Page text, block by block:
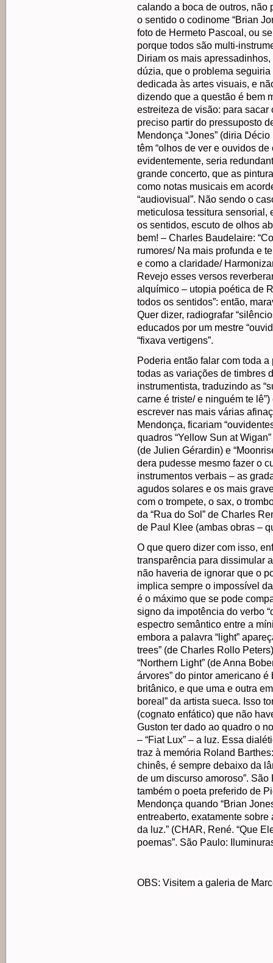
calando a boca de outros, não
o sentido o codinome “Brian
foto de Hermeto Pascoal, ou
porque todos são multi-
Diriam os mais
dúzia, que o problema
dedicada às artes visuais, e
dizendo que a questão é bem
estreiteza de visão: para sacar
preciso partir do pressuposto
Mendonça “Jones” (diria
têm “olhos de ver e ouvidos
evidentemente, seria
grande concerto, que as
como notas musicais em
“audiovisual”. Não sendo o
meticulosa tessitura sensorial,
os sentidos, escuto de olhos
bem! – Charles Baudelaire:
rumores/ Na mais profunda e
e como a claridade/
Revejo esses versos
alquímico – utopia poética de
todos os sentidos”: então,
Quer dizer, radiografar
educados por um mestre
“fixava vertigens”.
Poderia então falar com toda
todas as variações de timbres
instrumentista, traduzindo as
carne é triste/ e ninguém te
escrever nas mais várias
Mendonça, ficariam
quadros “Yellow Sun at
(de Julien Gérardin) e
dera pudesse mesmo fazer o
instrumentos verbais – as
agudos solares e os mais
com o trompete, o sax, o
da “Rua do Sol” de Charles
de Paul Klee (ambas obras –
O que quero dizer com isso,
transparência para dissimular
não haveria de ignorar que o
implica sempre o impossível
é o máximo que se pode
signo da impotência do verbo
espectro semântico entre a
embora a palavra “light”
trees” (de Charles Rollo
“Northern Light” (de Anna
árvores” do pintor americano é
britânico, e que uma e outra
boreal” da artista sueca. Isso
(cognato enfático) que não
Guston ter dado ao quadro o
– “Fiat Lux” – a luz. Essa
traz à memória Roland
chinês, é sempre debaixo da
de um discurso amoroso”.
também o poeta preferido de
Mendonça quando “Brian
entreaberto, exatamente
da luz.” (CHAR, René. “Que
poemas”. São Paulo:
OBS: Visitem a galeria de